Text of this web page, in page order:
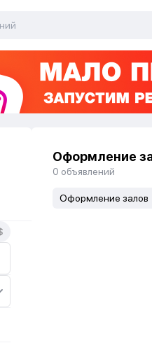
Оформление
0 объявлений
Оформление залов